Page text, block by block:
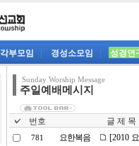
각부모임 경성소모임 성경연
Sunday Worship Message
주일예배메시지
번호 글 제 목
781 요한복음 [2010